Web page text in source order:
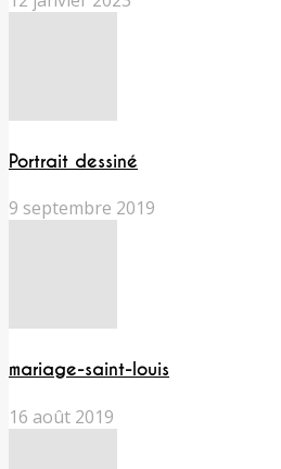
Portrait dessiné
9 septembre 2019
mariage-saint-louis
16 août 2019